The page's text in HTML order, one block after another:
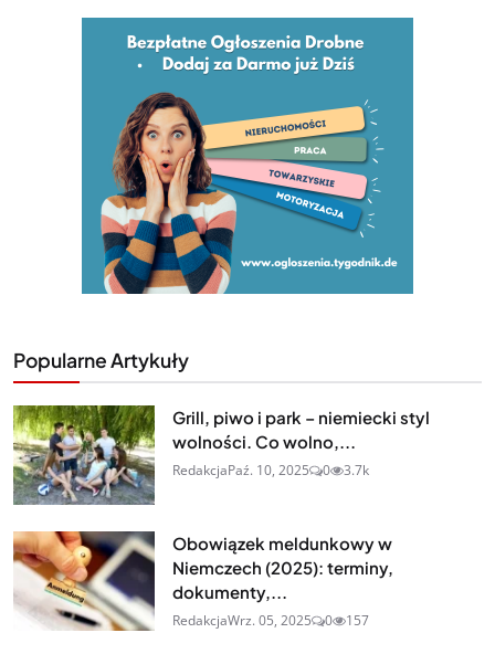
Popularne Artykuły
Grill, piwo i park – niemiecki styl
wolności. Co wolno,...
RedakcjaPaź. 10, 2025 0 3.7k
Obowiązek meldunkowy w
Niemczech (2025): terminy,
dokumenty,...
RedakcjaWrz. 05, 2025 0 157